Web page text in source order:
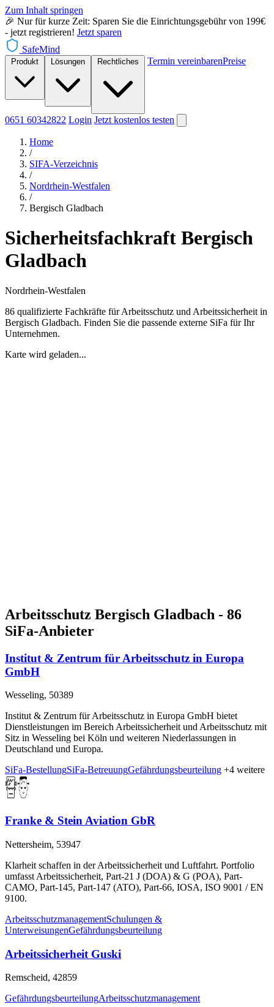
Zum Inhalt springen
🎉 Nur für kurze Zeit: Sparen Sie die Einrichtungsgebühr von 199€
- jetzt registrieren! Jetzt sparen
SafeMind
Termin vereinbarenPreise
0651 60342822 Login Jetzt kostenlos testen
Home
/
SIFA-Verzeichnis
/
Nordrhein-Westfalen
/
Bergisch Gladbach
Sicherheitsfachkraft Bergisch
Gladbach
Nordrhein-Westfalen
86 qualifizierte Fachkräfte für Arbeitsschutz und Arbeitssicherheit in
Bergisch Gladbach. Finden Sie die passende externe SiFa für Ihr
Unternehmen.
Karte wird geladen...
Arbeitsschutz Bergisch Gladbach - 86
SiFa-Anbieter
Institut & Zentrum für Arbeitsschutz in Europa
GmbH
Wesseling, 50389
Institut & Zentrum für Arbeitsschutz in Europa GmbH bietet
Dienstleistungen im Bereich Arbeitssicherheit und Arbeitsschutz mit
Sitz in Wesseling bei Köln und weiteren Niederlassungen in
Deutschland und Europa.
SiFa-BestellungSiFa-BetreuungGefährdungsbeurteilung +4 weitere
Franke & Stein Aviation GbR
Nettersheim, 53947
Klarheit schaffen in der Arbeitssicherheit und Luftfahrt. Portfolio
umfasst Arbeitssicherheit, Part-21 J (DOA) & G (POA), Part-
CAMO, Part-145, Part-147 (ATO), Part-66, IOSA, ISO 9001 / EN
9100.
ArbeitsschutzmanagementSchulungen &
UnterweisungenGefährdungsbeurteilung
Arbeitssicherheit Guski
Remscheid, 42859
GefährdungsbeurteilungArbeitsschutzmanagement